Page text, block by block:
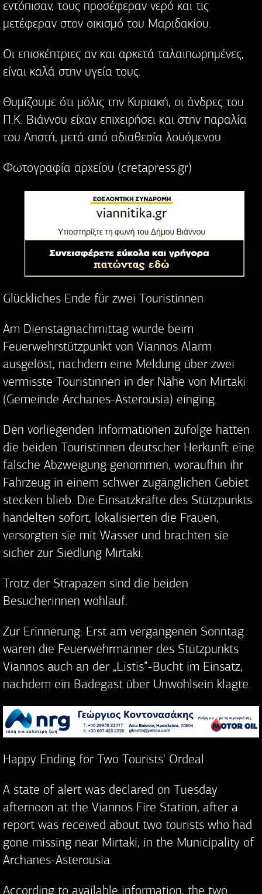
εντόπισαν, τους προσέφεραν νερό και τις
μετέφεραν στον οικισμό του Μαριδακίου.
Οι επισκέπτριες αν και αρκετά ταλαιπωρημένες,
είναι καλά στην υγεία τους.
Θυμίζουμε ότι μόλις την Κυριακή, οι άνδρες του
Π.Κ. Βιάννου είχαν επιχειρήσει και στην παραλία
του Ληστή, μετά από αδιαθεσία λουόμενου.
Φωτογραφία αρχείου (cretapress.gr)
Glückliches Ende für zwei Touristinnen
Am Dienstagnachmittag wurde beim
Feuerwehrstützpunkt von Viannos Alarm
ausgelöst, nachdem eine Meldung über zwei
vermisste Touristinnen in der Nähe von Mirtaki
(Gemeinde Archanes-Asterousia) einging.
Den vorliegenden Informationen zufolge hatten
die beiden Touristinnen deutscher Herkunft eine
falsche Abzweigung genommen, woraufhin ihr
Fahrzeug in einem schwer zugänglichen Gebiet
stecken blieb. Die Einsatzkräfte des Stützpunkts
handelten sofort, lokalisierten die Frauen,
versorgten sie mit Wasser und brachten sie
sicher zur Siedlung Mirtaki.
Trotz der Strapazen sind die beiden
Besucherinnen wohlauf.
Zur Erinnerung: Erst am vergangenen Sonntag
waren die Feuerwehrmänner des Stützpunkts
Viannos auch an der „Listis“-Bucht im Einsatz,
nachdem ein Badegast über Unwohlsein klagte.
Happy Ending for Two Tourists' Ordeal
A state of alert was declared on Tuesday
afternoon at the Viannos Fire Station, after a
report was received about two tourists who had
gone missing near Mirtaki, in the Municipality of
Archanes-Asterousia.
According to available information, the two